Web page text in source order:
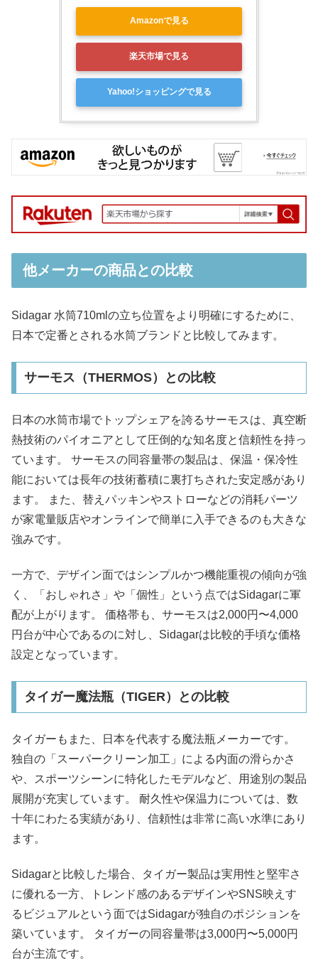
Amazonで見る
楽天市場で見る
Yahoo!ショッピングで見る
他メーカーの商品との比較
Sidagar 水筒710mlの立ち位置をより明確にするために、
日本で定番とされる水筒ブランドと比較してみます。
サーモス（THERMOS）との比較
日本の水筒市場でトップシェアを誇るサーモスは、真空断
熱技術のパイオニアとして圧倒的な知名度と信頼性を持っ
ています。 サーモスの同容量帯の製品は、保温・保冷性
能においては長年の技術蓄積に裏打ちされた安定感があり
ます。 また、替えパッキンやストローなどの消耗パーツ
が家電量販店やオンラインで簡単に入手できるのも大きな
強みです。
一方で、デザイン面ではシンプルかつ機能重視の傾向が強
く、「おしゃれさ」や「個性」という点ではSidagarに軍
配が上がります。 価格帯も、サーモスは2,000円〜4,000
円台が中心であるのに対し、Sidagarは比較的手頃な価格
設定となっています。
タイガー魔法瓶（TIGER）との比較
タイガーもまた、日本を代表する魔法瓶メーカーです。
独自の「スーパークリーン加工」による内面の滑らかさ
や、スポーツシーンに特化したモデルなど、用途別の製品
展開が充実しています。 耐久性や保温力については、数
十年にわたる実績があり、信頼性は非常に高い水準にあり
ます。
Sidagarと比較した場合、タイガー製品は実用性と堅牢さ
に優れる一方、トレンド感のあるデザインやSNS映えす
るビジュアルという面ではSidagarが独自のポジションを
築いています。 タイガーの同容量帯は3,000円〜5,000円
台が主流です。